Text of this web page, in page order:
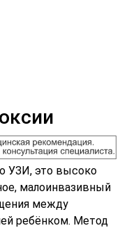
УЗИ, это высоко
малоинвазивный
между
ребёнком. Метод